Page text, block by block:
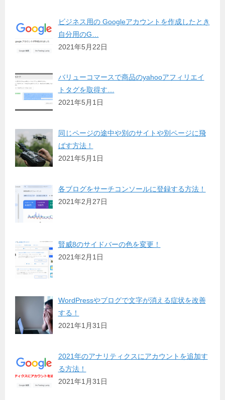
ビジネス用の Googleアカウントを作成したとき
自分用のG…
2021年5月22日
バリューコマースで商品のyahooアフィリエイ
トタグを取得す…
2021年5月1日
同じページの途中や別のサイトや別ページに飛
ばす方法！
2021年5月1日
各ブログをサーチコンソールに登録する方法！
2021年2月27日
賢威8のサイドバーの色を変更！
2021年2月1日
WordPressやブログで文字が消える症状を改善
する！
2021年1月31日
2021年のアナリティクスにアカウントを追加す
る方法！
2021年1月31日